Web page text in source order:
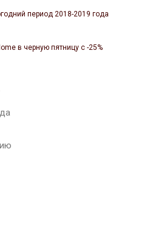
период 2018-2019 года
в черную пятницу с -25%